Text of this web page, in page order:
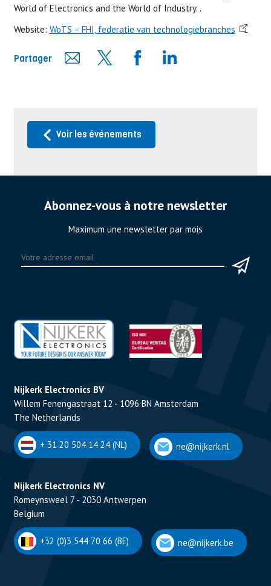
World of Electronics and the World of Industry. .
Website: WoTS – FHI, federatie van technologiebranches
Partager
Voir les événements
Abonnez-vous à notre newsletter
Maximum une newsletter par mois
Nijkerk Electronics BV
Willem Fenengastraat 12 - 1096 BN Amsterdam
The Netherlands
+ 31 20 504 14 24 (NL) ne@nijkerk.nl
Nijkerk Electronics NV
Romeynsweel 7 - 2030 Antwerpen
Belgium
+32 (0)3 544 70 66 (BE) ne@nijkerk.be